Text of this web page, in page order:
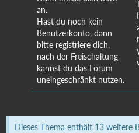
an.
Hast du noch kein
Benutzerkonto, dann
bitte registriere dich,
nach der Freischaltung
kannst du das Forum
uneingeschränkt nutzen.
Dieses Thema enthält 13 weitere